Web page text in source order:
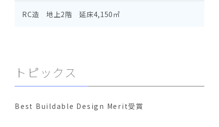
RC造 地上2階 延床4,150㎡
トピックス
Best Buildable Design Merit受賞